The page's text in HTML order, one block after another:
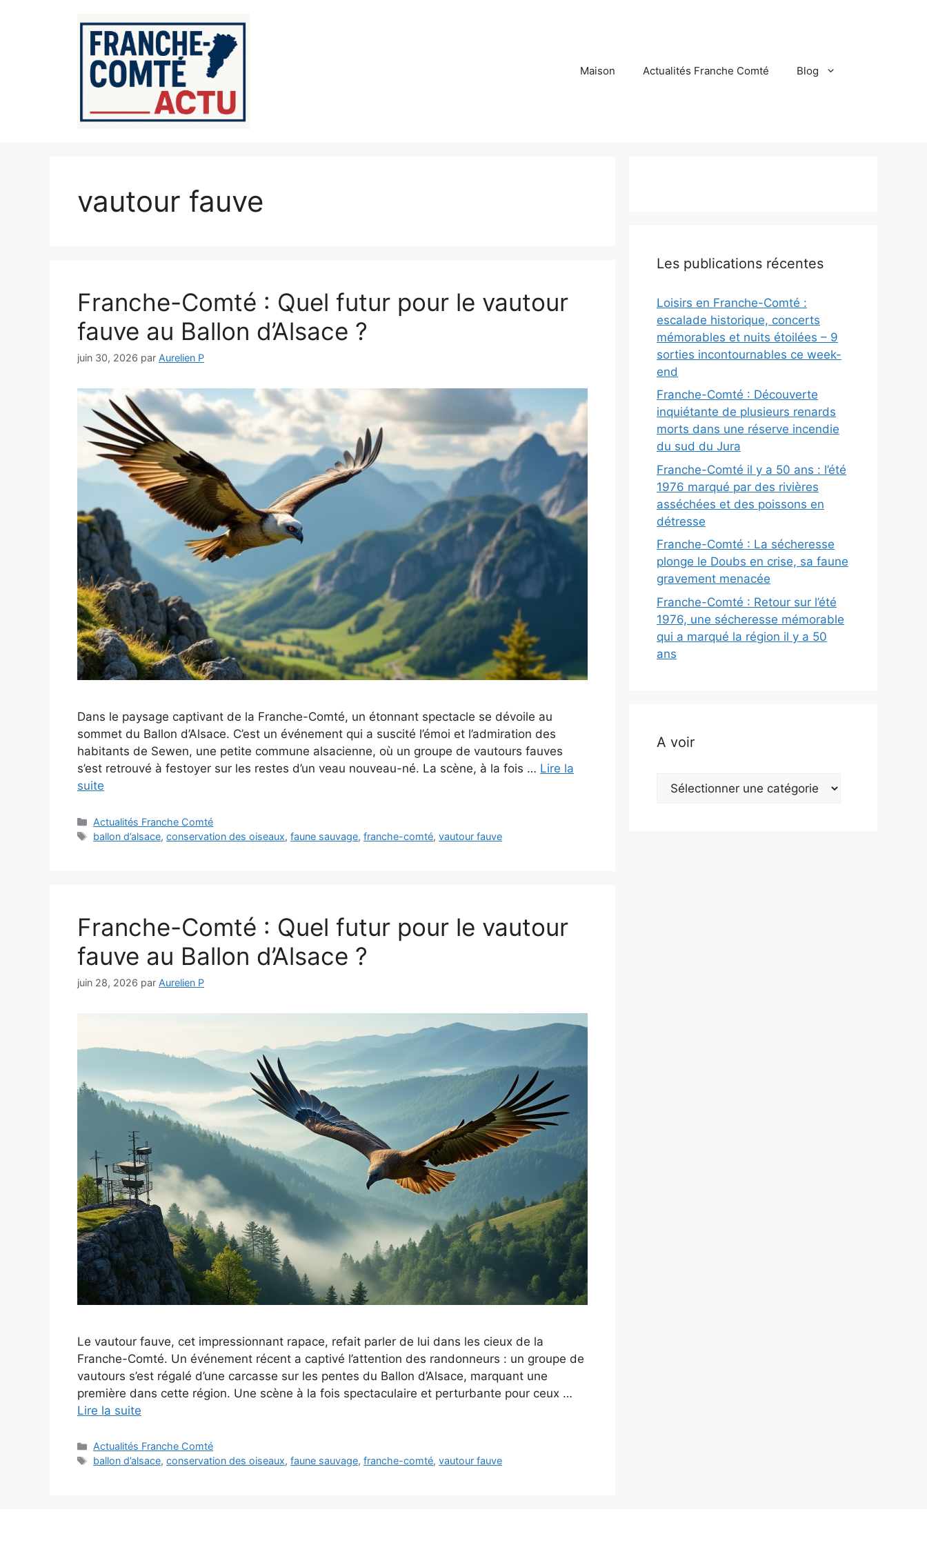
Maison Actualités Franche Comté Blog
vautour fauve
Franche-Comté : Quel futur pour le vautour
fauve au Ballon d’Alsace ?
juin 30, 2026 par Aurelien P
Dans le paysage captivant de la Franche-Comté, un étonnant spectacle se dévoile au
sommet du Ballon d’Alsace. C’est un événement qui a suscité l’émoi et l’admiration des
habitants de Sewen, une petite commune alsacienne, où un groupe de vautours fauves
s’est retrouvé à festoyer sur les restes d’un veau nouveau-né. La scène, à la fois … Lire la
suite
Catégories
Actualités Franche Comté
Étiquettes
ballon d’alsace,conservation des oiseaux,faune sauvage,franche-comté,vautour fauve
Franche-Comté : Quel futur pour le vautour
fauve au Ballon d’Alsace ?
juin 28, 2026 par Aurelien P
Le vautour fauve, cet impressionnant rapace, refait parler de lui dans les cieux de la
Franche-Comté. Un événement récent a captivé l’attention des randonneurs : un groupe de
vautours s’est régalé d’une carcasse sur les pentes du Ballon d’Alsace, marquant une
première dans cette région. Une scène à la fois spectaculaire et perturbante pour ceux …
Lire la suite
Catégories
Actualités Franche Comté
Étiquettes
ballon d’alsace,conservation des oiseaux,faune sauvage,franche-comté,vautour fauve
Les publications récentes
Loisirs en Franche-Comté :
escalade historique, concerts
mémorables et nuits étoilées – 9
sorties incontournables ce week-
end
Franche-Comté : Découverte
inquiétante de plusieurs renards
morts dans une réserve incendie
du sud du Jura
Franche-Comté il y a 50 ans : l’été
1976 marqué par des rivières
asséchées et des poissons en
détresse
Franche-Comté : La sécheresse
plonge le Doubs en crise, sa faune
gravement menacée
Franche-Comté : Retour sur l’été
1976, une sécheresse mémorable
qui a marqué la région il y a 50
ans
A voir
voir